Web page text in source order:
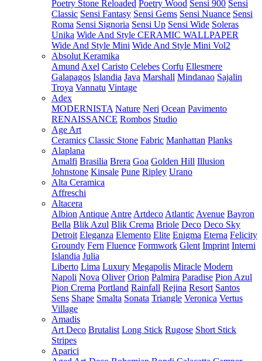
Poetry Stone Reloaded Poetry Wood Sensi 900 Sensi
Classic Sensi Fantasy Sensi Gems Sensi Nuance Sensi
Roma Sensi Signoria Sensi Up Sensi Wide Soleras
Unika Wide And Style CERAMIC WALLPAPER
Wide And Style Mini Wide And Style Mini Vol2
Absolut Keramika
Amund Axel Caristo Celebes Corfu Ellesmere
Galapagos Islandia Java Marshall Mindanao Sajalin
Troya Vannatu Vintage
Adex
MODERNISTA Nature Neri Ocean Pavimento
RENAISSANCE Rombos Studio
Age Art
Ceramics Classic Stone Fabric Manhattan Planks
Alaplana
Amalfi Brasilia Brera Goa Golden Hill Illusion
Johnstone Kinsale Pune Ripley Urano
Alta Ceramica
Affreschi
Altacera
Albion Antique Antre Artdeco Atlantic Avenue Bayron
Bella Blik Azul Blik Crema Briole Deco Deco Sky
Detroit Eleganza Elemento Elite Enigma Eterna Felicity
Groundy Fern Fluence Formwork Glent Imprint Interni
Islandia Julia
Liberto Lima Luxury Megapolis Miracle Modern
Napoli Nova Oliver Orion Palmira Paradise Pion Azul
Pion Crema Portland Rainfall Rejina Resort Santos
Sens Shape Smalta Sonata Triangle Veronica Vertus
Village
Amadis
Art Deco Brutalist Long Stick Rugose Short Stick
Stripes
Aparici